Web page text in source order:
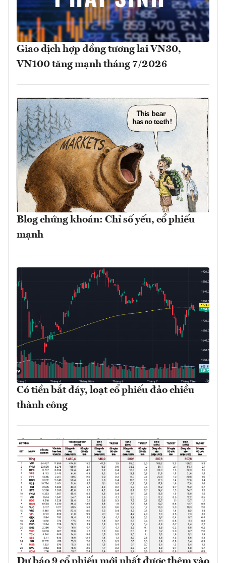
Giao dịch hợp đồng tương lai VN30,
VN100 tăng mạnh tháng 7/2026
Blog chứng khoán: Chỉ số yếu, cổ phiếu
mạnh
Có tiền bắt đáy, loạt cổ phiếu đảo chiều
thành công